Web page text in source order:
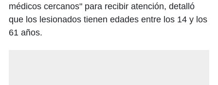
médicos cercanos" para recibir atención, detalló
que los lesionados tienen edades entre los 14 y los
61 años.